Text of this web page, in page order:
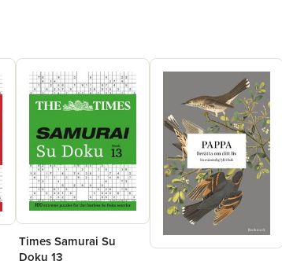
Times Samurai Su
Doku 13